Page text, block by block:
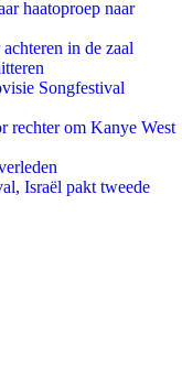
haatoproep naar
in de zaal
Songfestival
rechter om Kanye West
Israël pakt tweede